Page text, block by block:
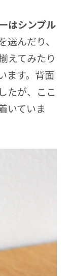
はシンプル
選んだり、
えてみたり
ます。背面
たが、ここ
いていま